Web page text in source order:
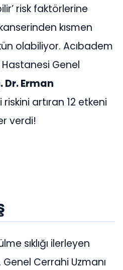
risk faktörlerine
kısmen
olabiliyor. Acıbadem
Genel
Dr. Erman
artıran 12 etkeni
verdi!
sıklığı ilerleyen
Cerrahi Uzmanı